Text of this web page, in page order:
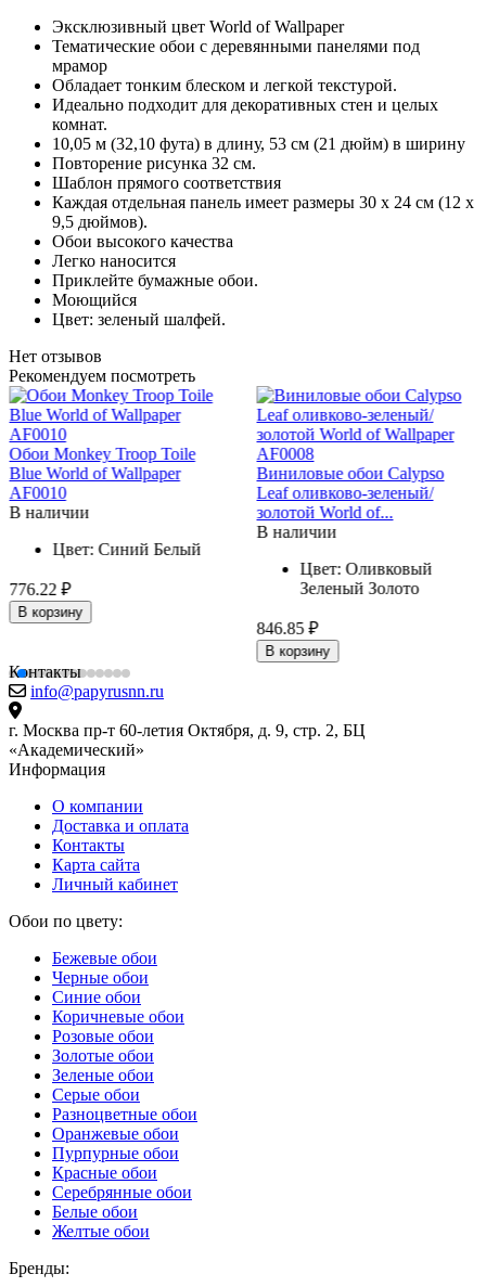
Эксклюзивный цвет World of Wallpaper
Тематические обои с деревянными панелями под
мрамор
Обладает тонким блеском и легкой текстурой.
Идеально подходит для декоративных стен и целых
комнат.
10,05 м (32,10 фута) в длину, 53 см (21 дюйм) в ширину
Повторение рисунка 32 см.
Шаблон прямого соответствия
Каждая отдельная панель имеет размеры 30 x 24 см (12 x
9,5 дюймов).
Обои высокого качества
Легко наносится
Приклейте бумажные обои.
Моющийся
Цвет: зеленый шалфей.
Нет отзывов
Рекомендуем посмотреть
Обои Monkey Troop Toile
Blue World of Wallpaper
AF0010
В наличии
Цвет: Синий Белый
776.22 ₽
В корзину
Виниловые обои Calypso
Leaf оливково-зеленый/
золотой World of...
В наличии
Цвет:Оливковый
ЗеленыйЗолото
846.85 ₽
В корзину
Контакты
info@papyrusnn.ru
г. Москва пр-т 60-летия Октября, д. 9, стр. 2, БЦ
«Академический»
Информация
О компании
Доставка и оплата
Контакты
Карта сайта
Личный кабинет
Обои по цвету:
Бежевые обои
Черные обои
Синие обои
Коричневые обои
Розовые обои
Золотые обои
Зеленые обои
Серые обои
Разноцветные обои
Оранжевые обои
Пурпурные обои
Красные обои
Серебрянные обои
Белые обои
Желтые обои
Бренды: